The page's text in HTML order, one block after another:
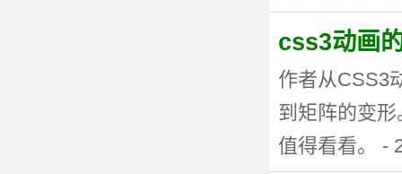
css3动画
作者从CSS3
到矩阵的变
值得看看。 -